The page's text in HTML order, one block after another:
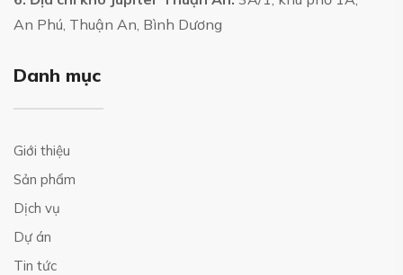
An Phú, Thuận An, Bình Dương
Danh mục
Giới thiệu
Sản phẩm
Dịch vụ
Dự án
Tin tức